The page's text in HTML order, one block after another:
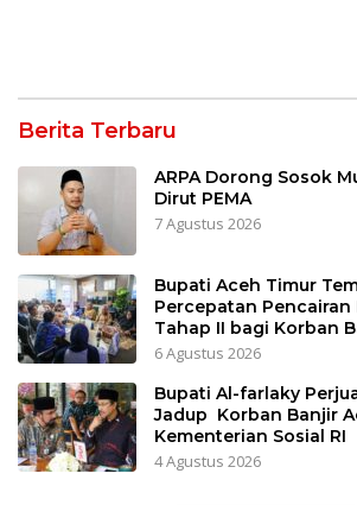
Berita Terbaru
ARPA Dorong Sosok
Dirut PEMA
7 Agustus 2026
Bupati Aceh Timur
Percepatan Pencairan
Tahap II bagi Korban
6 Agustus 2026
Bupati Al-farlaky
Jadup Korban Banjir
Kementerian Sosial RI
4 Agustus 2026